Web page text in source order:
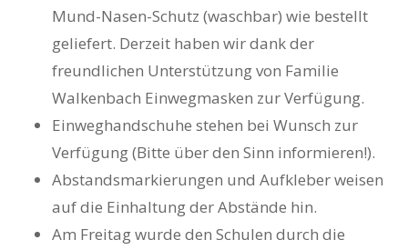
Mund-Nasen-Schutz (waschbar) wie bestellt
geliefert. Derzeit haben wir dank der
freundlichen Unterstützung von Familie
Walkenbach Einwegmasken zur Verfügung.
Einweghandschuhe stehen bei Wunsch zur
Verfügung (Bitte über den Sinn informieren!).
Abstandsmarkierungen und Aufkleber weisen
auf die Einhaltung der Abstände hin.
Am Freitag wurde den Schulen durch die